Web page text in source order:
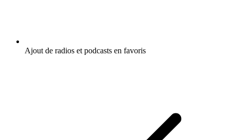
Ajout de radios et podcasts en favoris